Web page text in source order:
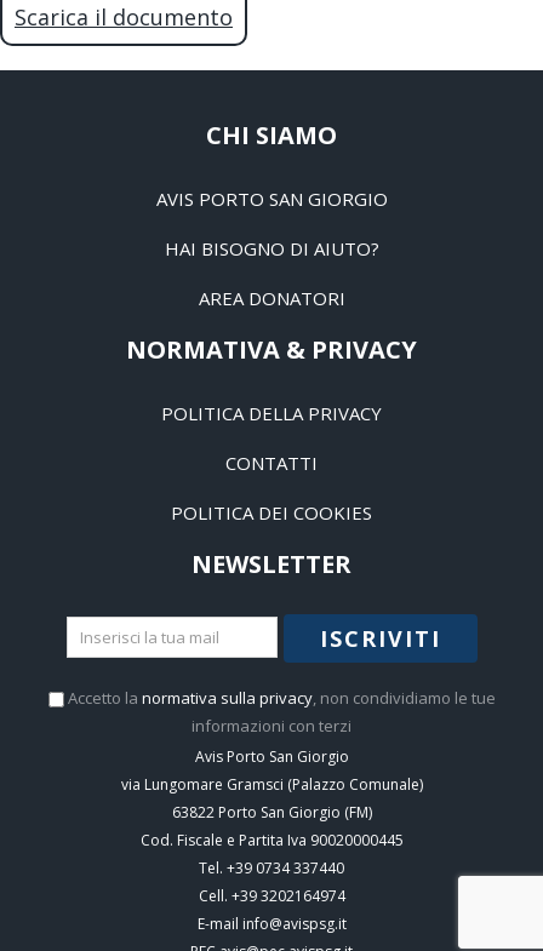
Scarica il documento
CHI SIAMO
AVIS PORTO SAN GIORGIO
HAI BISOGNO DI AIUTO?
AREA DONATORI
NORMATIVA & PRIVACY
POLITICA DELLA PRIVACY
CONTATTI
POLITICA DEI COOKIES
NEWSLETTER
ISCRIVITI
Accetto la normativa sulla privacy, non condividiamo le tue
informazioni con terzi
Avis Porto San Giorgio
via Lungomare Gramsci (Palazzo Comunale)
63822 Porto San Giorgio (FM)
Cod. Fiscale e Partita Iva 90020000445
Tel. +39 0734 337440
Cell. +39 3202164974
E-mail info@avispsg.it